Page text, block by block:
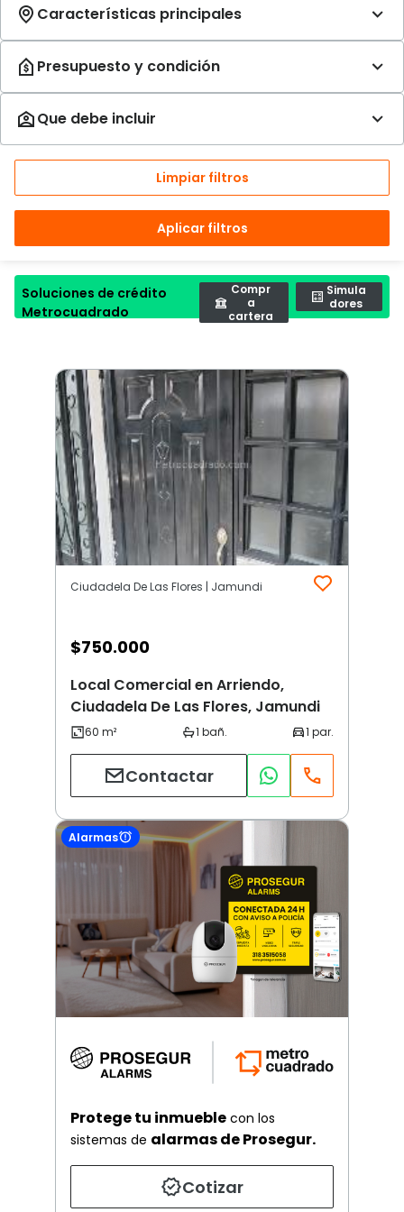
Limpiar filtros
Aplicar filtros
Soluciones de crédito
Metrocuadrado
Compr
a
cartera
Simula
dores
Ciudadela De Las Flores | Jamundi
$750.000
Local Comercial en Arriendo,
Ciudadela De Las Flores, Jamundi
Contactar
Alarmas
Protege tu inmueble con los
sistemas de alarmas de Prosegur.
Cotizar